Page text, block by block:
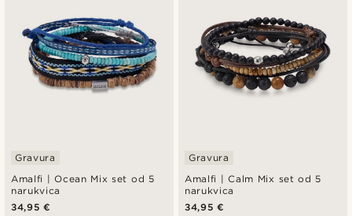
Najviša cijena
Amalfi | Ocean Mix set od 5
narukvica
Gravura
34,95 €
Amalfi | Calm Mix set od 5
narukvica
Gravura
34,95 €